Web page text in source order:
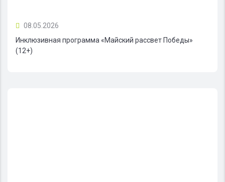
08.05.2026
Инклюзивная программа «Майский рассвет Победы»
(12+)